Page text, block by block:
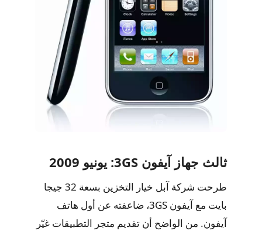
ثالث جهاز آيفون 3GS: يونيو 2009
طرحت شركة آبل خيار التخزين بسعة 32 جيجا
بايت مع آيفون 3GS، ضاعفته عن أول هاتف
آيفون. من الواضح أن تقديم متجر التطبيقات غيّر